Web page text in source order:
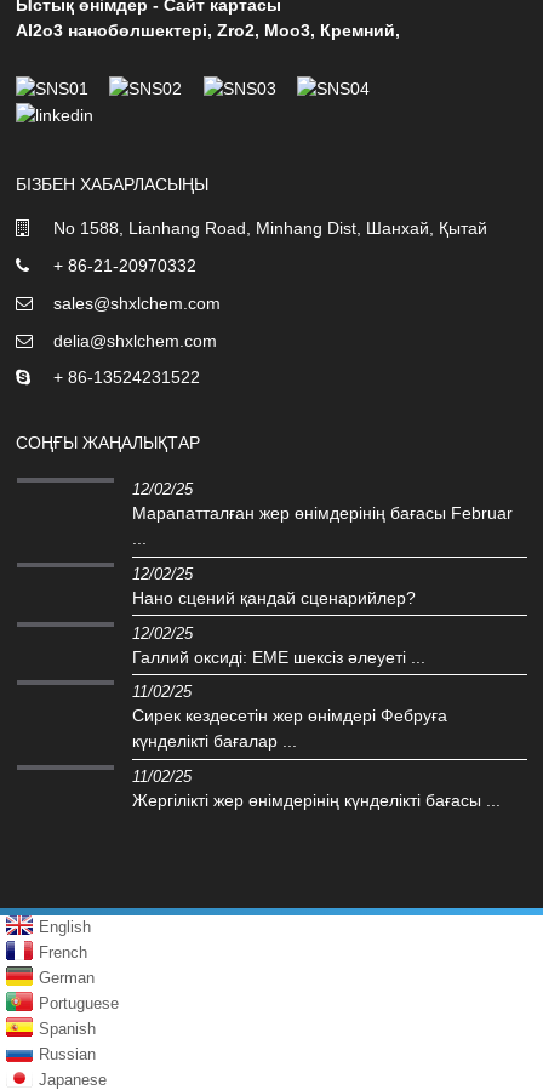
Ыстық өнімдер -Сайт картасы
Al2o3 нанобөлшектері,Zro2, Moo3, Кремний,
БІЗБЕН ХАБАРЛАСЫҢЫ
No 1588, Lianhang Road, Minhang Dist, Шанхай, Қытай
+ 86-21-20970332
sales@shxlchem.com
delia@shxlchem.com
+ 86-13524231522
СОҢҒЫ ЖАҢАЛЫҚТАР
12/02/25
Марапатталған жер өнімдерінің бағасы Februar
12/02/25
Нано сцений қандай сценарийлер?
12/02/25
Галлий оксиді: EME шексіз әлеуеті ...
11/02/25
Сирек кездесетін жер өнімдері Фебруға
күнделікті бағалар ...
11/02/25
Жергілікті жер өнімдерінің күнделікті бағасы ...
English
French
German
Portuguese
Spanish
Russian
Japanese